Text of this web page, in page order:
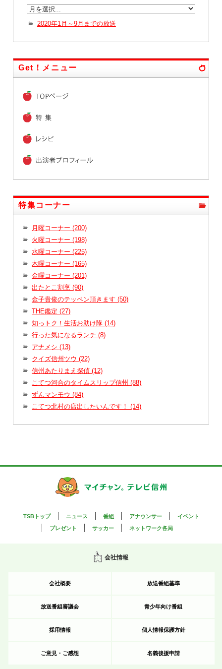
2020年1月～9月までの放送
Get！メニュー
特集コーナー
月曜コーナー (200)
火曜コーナー (198)
水曜コーナー (225)
木曜コーナー (165)
金曜コーナー (201)
出たとこ割烹 (90)
金子貴俊のテッペン頂きます (50)
THE鑑定 (27)
知っトク！生活お助け隊 (14)
行った気になるランチ (8)
アナメシ (13)
クイズ信州ツウ (22)
信州あたりまえ探偵 (12)
こてつ河合のタイムスリップ信州 (88)
ずんマンモウ (84)
こてつ北村の店出したいんです！ (14)
TSBトップ ニュース 番組 アナウンサー
イベント
プレゼント
サッカー ネットワーク各局
会社情報
会社概要 放送番組基準
放送番組審議会 青少年向け番組
採用情報 個人情報保護方針
ご意見・ご感想 名義後援申請